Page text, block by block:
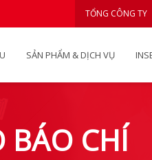
TỔNG CÔNG TY
SẢN PHẨM & DỊCH VỤ
BÁO CHÍ